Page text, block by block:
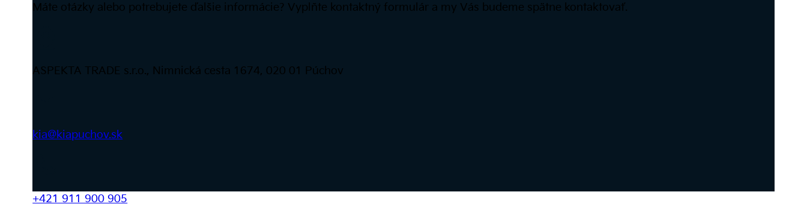
Máte otázky alebo potrebujete ďalšie informácie? Vyplňte kontaktný formulár a my Vás budeme spätne kontaktovať.
ASPEKTA TRADE s.r.o., Nimnická cesta 1674, 020 01 Púchov
kia@kiapuchov.sk
+421 911 900 905